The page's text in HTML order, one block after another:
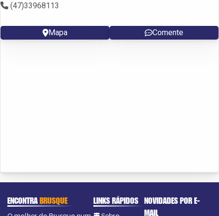
(47)33968113
Mapa Comente
ENCONTRABRUSQUE LINKS RÁPIDOS NOVIDADES POR E-
MAIL